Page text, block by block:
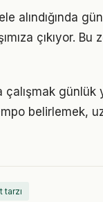
alındığında
çıkıyor.
günlük
belirlemek,
tarzı